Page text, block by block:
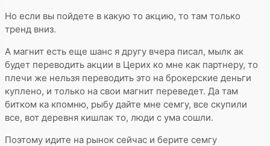
Но если вы пойдете в какую то акцию, то там только
тренд вниз.
А магнит есть еще шанс я другу вчера писал, мылк ак
будет переводить акции в Церих ко мне как партнеру, то
плечи же нельзя переводить это на брокерские деньги
куплено, и только на свои магнит переведет. Да там
битком ка кпомню, рыбу дайте мне семгу, все скупили
все, вот деревня кишлак то, люди с ума сошли.
Поэтому идите на рынок сейчас и берите семгу